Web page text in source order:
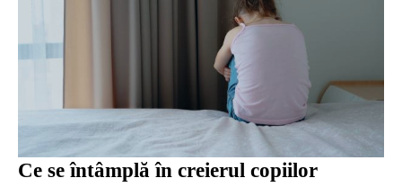
Ce se întâmplă în creierul copiilor